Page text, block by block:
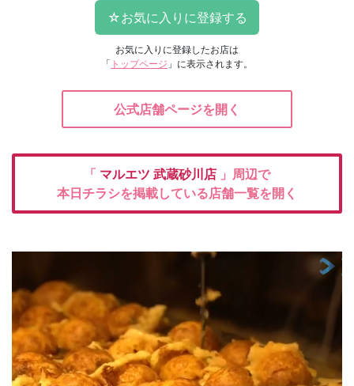
お気に入りに登録したお店は
「 トップページ 」に表示されます。
公式店舗ページを開く
「 マルエツ 武蔵砂川店 」周辺で
本日チラシを掲載している店舗一覧を開く